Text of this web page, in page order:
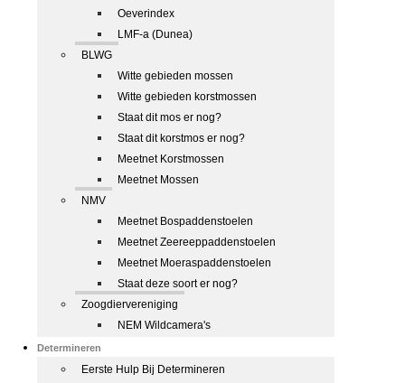
Oeverindex
LMF-a (Dunea)
BLWG
Witte gebieden mossen
Witte gebieden korstmossen
Staat dit mos er nog?
Staat dit korstmos er nog?
Meetnet Korstmossen
Meetnet Mossen
NMV
Meetnet Bospaddenstoelen
Meetnet Zeereeppaddenstoelen
Meetnet Moeraspaddenstoelen
Staat deze soort er nog?
Zoogdiervereniging
NEM Wildcamera's
Determineren
Eerste Hulp Bij Determineren